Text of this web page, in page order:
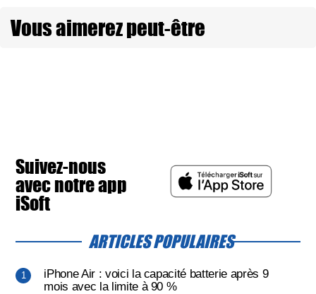
Vous aimerez peut-être
Suivez-nous
avec notre app
iSoft
ARTICLES POPULAIRES
iPhone Air : voici la capacité batterie après 9
mois avec la limite à 90 %